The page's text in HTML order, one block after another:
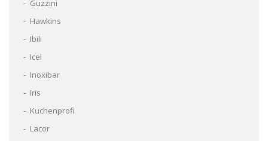
Guzzini
Hawkins
Ibili
Icel
Inoxibar
Iris
Kuchenprofi
Lacor